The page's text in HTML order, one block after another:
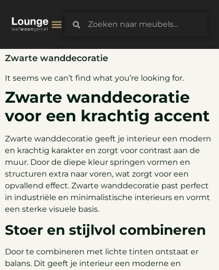
Zwarte wanddecoratie
It seems we can’t find what you’re looking for.
Zwarte wanddecoratie
voor een krachtig accent
Zwarte wanddecoratie geeft je interieur een modern
en krachtig karakter en zorgt voor contrast aan de
muur. Door de diepe kleur springen vormen en
structuren extra naar voren, wat zorgt voor een
opvallend effect. Zwarte wanddecoratie past perfect
in industriële en minimalistische interieurs en vormt
een sterke visuele basis.
Stoer en stijlvol combineren
Door te combineren met lichte tinten ontstaat er
balans. Dit geeft je interieur een moderne en